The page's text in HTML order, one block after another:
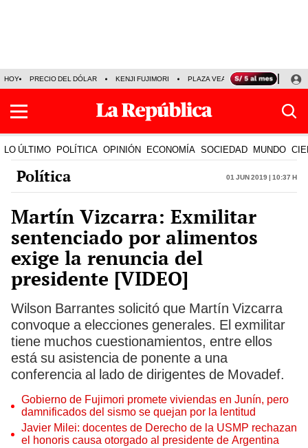
HOY PRECIO DEL DÓLAR KENJI FUJIMORI PLAZA VEA FERIADOS
LO ÚLTIMO POLÍTICA OPINIÓN ECONOMÍA SOCIEDAD MUNDO
Política 01 Jun 2019 | 10:37 h
Martín Vizcarra: Exmilitar
sentenciado por alimentos
exige la renuncia del
presidente [VIDEO]
Wilson Barrantes solicitó que Martín Vizcarra
convoque a elecciones generales. El exmilitar
tiene muchos cuestionamientos, entre ellos
está su asistencia de ponente a una
conferencia al lado de dirigentes de Movadef.
Gobierno de Fujimori promete viviendas en Junín, pero
damnificados del sismo se quejan por la lentitud
Javier Milei: docentes de Derecho de la USMP rechazan
el honoris causa otorgado al presidente de Argentina